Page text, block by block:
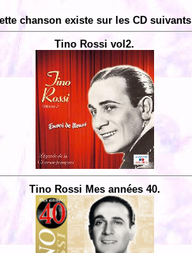
chanson existe sur les CD
Tino Rossi vol2.
Tino Rossi Mes années 40.